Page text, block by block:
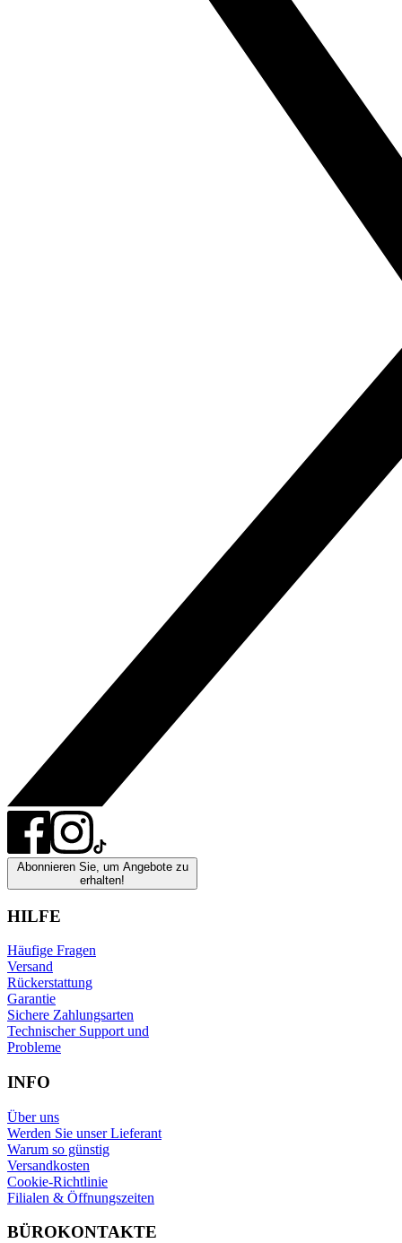
Abonnieren Sie, um Angebote zu
erhalten!
HILFE
Häufige Fragen
Versand
Rückerstattung
Garantie
Sichere Zahlungsarten
Technischer Support und
Probleme
INFO
Über uns
Werden Sie unser Lieferant
Warum so günstig
Versandkosten
Cookie-Richtlinie
Filialen & Öffnungszeiten
BÜROKONTAKTE